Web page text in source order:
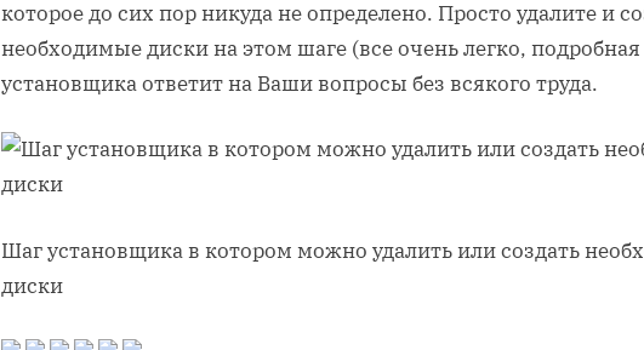
которое до сих пор никуда не определено. Просто удалите и
необходимые диски на этом шаге (все очень легко,
установщика ответит на Ваши вопросы без всякого труда.
Шаг установщика в котором можно удалить или создать
диски